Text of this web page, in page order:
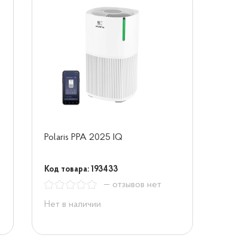
Polaris PPA 2025 IQ
Код товара: 193433
— отзывов нет
Нет в наличии